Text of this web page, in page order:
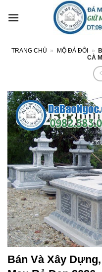
qua
TRANG CHỦ » MỘ ĐÁ ĐÔI »
CÀ
Bán Và Xây